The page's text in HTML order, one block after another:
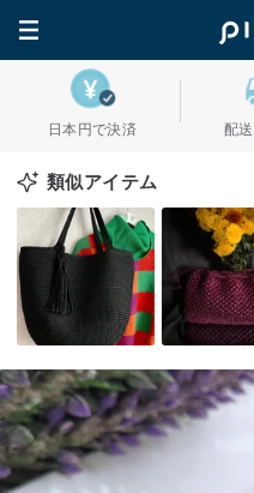
日本円で決済 配
類似アイテム